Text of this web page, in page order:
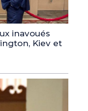
inavoués
Kiev et